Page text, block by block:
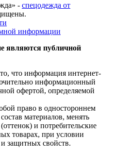
- спецодежда от
информации
являются публичной
что информация интернет-
информационный
офертой, определяемой
право в одностороннем
материалов, менять
и потребительские
товарах, при условии
защитных свойств.